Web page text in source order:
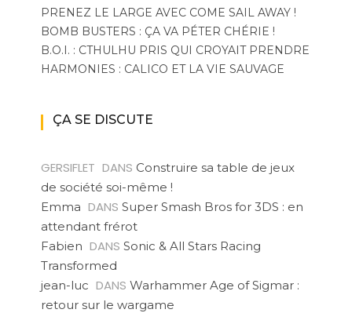
PRENEZ LE LARGE AVEC COME SAIL AWAY !
BOMB BUSTERS : ÇA VA PÉTER CHÉRIE !
B.O.I. : CTHULHU PRIS QUI CROYAIT PRENDRE
HARMONIES : CALICO ET LA VIE SAUVAGE
ÇA SE DISCUTE
GERSIFLET DANS Construire sa table de jeux
de société soi-même !
Emma DANS Super Smash Bros for 3DS : en
attendant frérot
Fabien DANS Sonic & All Stars Racing
Transformed
jean-luc DANS Warhammer Age of Sigmar :
retour sur le wargame